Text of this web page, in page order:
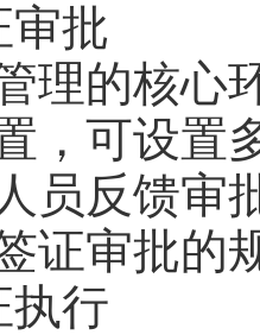
批
理的核心
，可设置
员反馈审
证审批的
行